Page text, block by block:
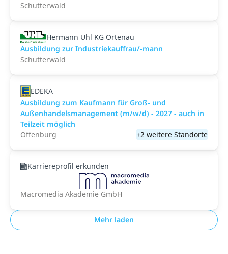
Schutterwald
Hermann Uhl KG Ortenau
Ausbildung zur Industriekauffrau/-mann
Schutterwald
EDEKA
Ausbildung zum Kaufmann für Groß- und
Außenhandelsmanagement (m/w/d) - 2027 - auch in
Teilzeit möglich
Offenburg
+2 weitere Standorte
Karriereprofil erkunden
Macromedia Akademie GmbH
Mehr laden